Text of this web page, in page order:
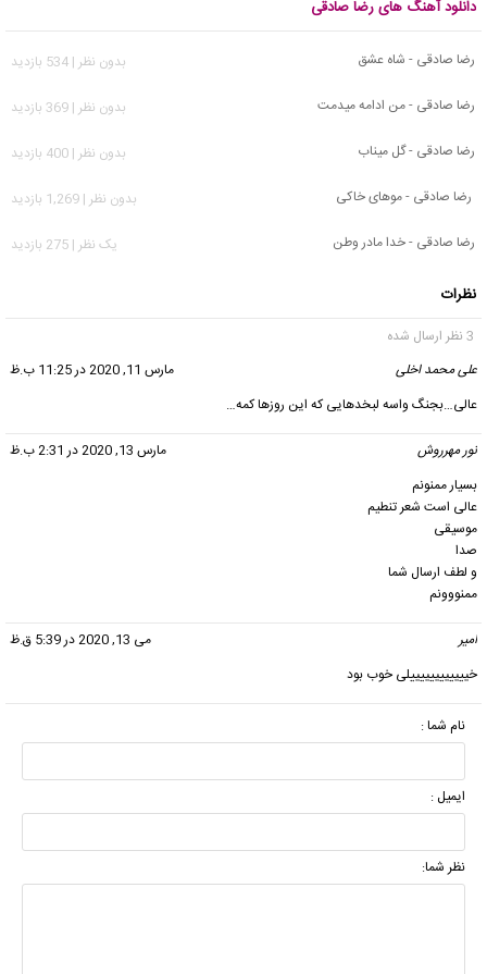
دانلود آهنگ های رضا صادقی
رضا صادقی - شاه عشق
بدون نظر | 534 بازدید
رضا صادقی - من ادامه میدمت
بدون نظر | 369 بازدید
رضا صادقی - گل میناب
بدون نظر | 400 بازدید
رضا صادقی - موهای خاکی
بدون نظر | 1,269 بازدید
رضا صادقی - خدا مادر وطن
يک نظر | 275 بازدید
نظرات
3 نظر ارسال شده
علی محمد اخلی
مارس 11, 2020 در 11:25 ب.ظ
عالی…بجنگ واسه لبخدهایی که این روزها کمه…
نور مهرروش
مارس 13, 2020 در 2:31 ب.ظ
بسیار ممنونم
عالی است شعر تنطیم
موسیقی
صدا
و لطف ارسال شما
ممنووونم
امیر
می 13, 2020 در 5:39 ق.ظ
خییییییییییییلی خوب بود
نام شما :
ایمیل :
نظر شما: